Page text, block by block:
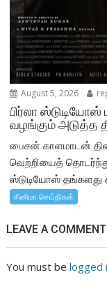
August 5, 2026
பிர்லா
வழங்கும் அடுத்த
பைசன் காளமாடன்
வெற்றியைத்
ஸ்டுடியோஸ் தங்களது
சினிமா செய்திகள்
LEAVE A COMMENT
You must belogged